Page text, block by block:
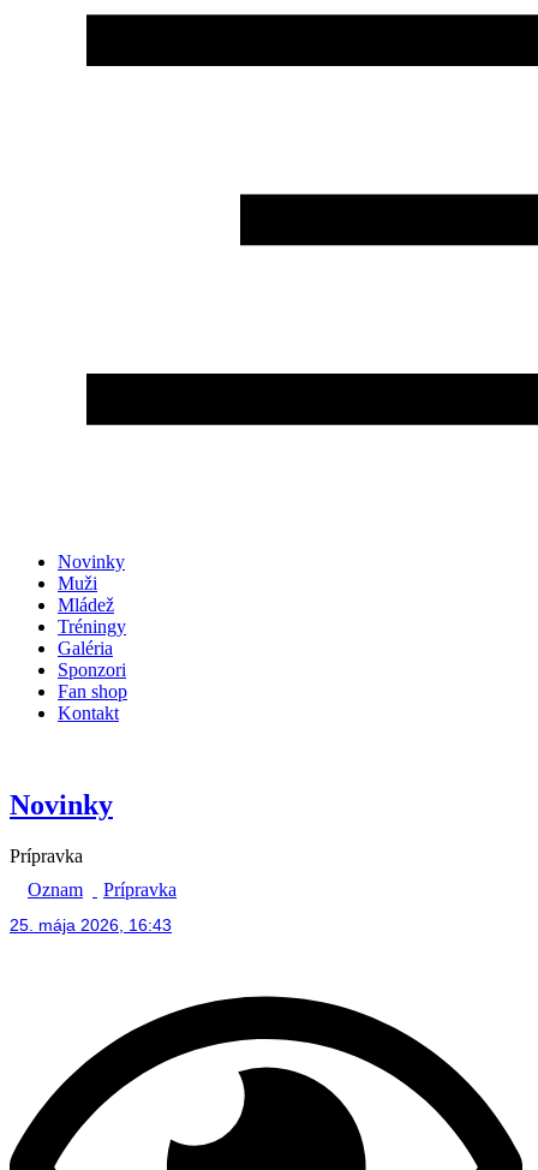
Novinky
Muži
Mládež
Tréningy
Galéria
Sponzori
Fan shop
Kontakt
Novinky
Prípravka
Oznam
Prípravka
25. mája 2026, 16:43